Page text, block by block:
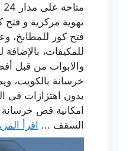
تهوية مركزية و فتح
فتح كور للمطابخ،
للمكيفات،
والابواب من قبل
خرسانة بالكويت،
بدون اهتزازات في
امكانية قص
السقف ... اقرأ